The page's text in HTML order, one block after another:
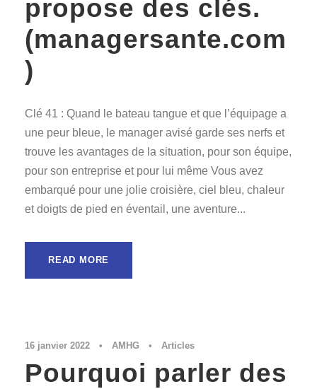
propose des clés.
(managersante.com
)
Clé 41 : Quand le bateau tangue et que l’équipage a
une peur bleue, le manager avisé garde ses nerfs et
trouve les avantages de la situation, pour son équipe,
pour son entreprise et pour lui même Vous avez
embarqué pour une jolie croisière, ciel bleu, chaleur
et doigts de pied en éventail, une aventure...
READ MORE
16 janvier 2022 • AMHG • Articles
Pourquoi parler des